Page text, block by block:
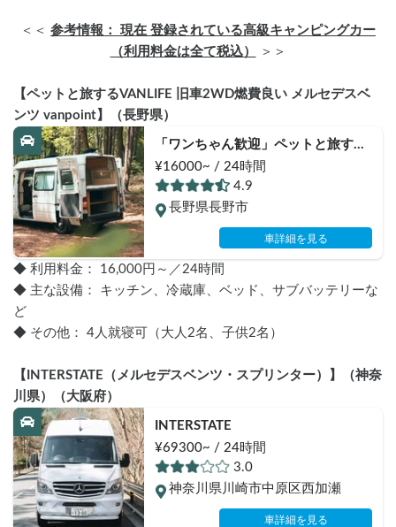
＜＜ 参考情報： 現在 登録されている高級キャンピングカー
（利用料金は全て税込）
＞＞
【ペットと旅するVANLIFE 旧車2WD燃費良い メルセデスベ
ンツ vanpoint】（長野県）
「ワンちゃん歓迎」ペットと旅する
VANLIFE 旧車2WD燃費良い メルセ
デスベンツ vanpoint
¥16000~ / 24時間
4.9
長野県長野市
車詳細を見る
◆ 利用料金： 16,000円～／24時間
◆ 主な設備： キッチン、冷蔵庫、ベッド、サブバッテリーな
ど
◆ その他： 4人就寝可（大人2名、子供2名）
【INTERSTATE（メルセデスベンツ・スプリンター）】（神奈
川県）（大阪府）
INTERSTATE
¥69300~ / 24時間
3.0
神奈川県川崎市中原区西加瀬
車詳細を見る